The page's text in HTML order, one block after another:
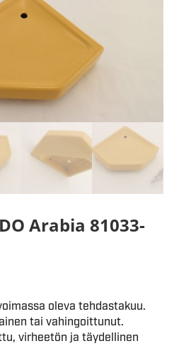
Arabia 81033-
oleva tehdastakuu.
tai vahingoittunut.
virheetön ja täydellinen